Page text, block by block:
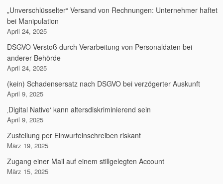
„Unverschlüsselter“ Versand von Rechnungen: Unternehmer haftet
bei Manipulation
April 24, 2025
DSGVO-Verstoß durch Verarbeitung von Personaldaten bei
anderer Behörde
April 24, 2025
(kein) Schadensersatz nach DSGVO bei verzögerter Auskunft
April 9, 2025
‚Digital Native‘ kann altersdiskriminierend sein
April 9, 2025
Zustellung per Einwurfeinschreiben riskant
März 19, 2025
Zugang einer Mail auf einem stillgelegten Account
März 15, 2025